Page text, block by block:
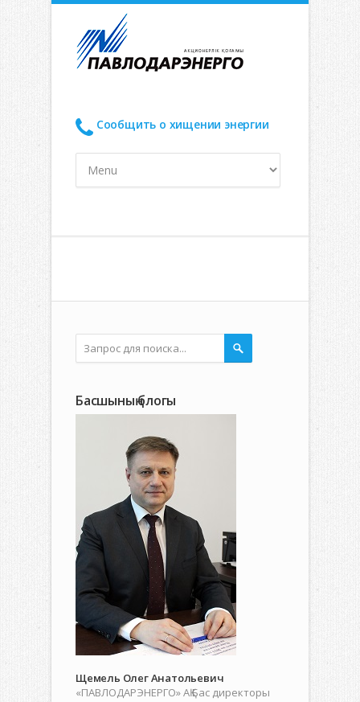
Сообщить о хищении энергии
Басшының блогы
Щемель Олег Анатольевич
«ПАВЛОДАРЭНЕРГО» АҚ Бас директоры